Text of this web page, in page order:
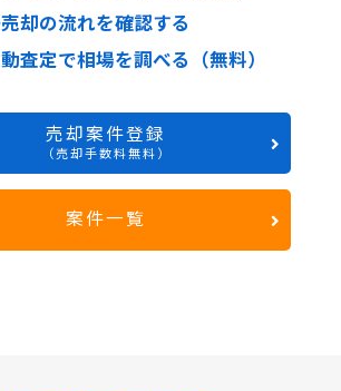
売却の流れを確認する
査定で相場を調べる（無料）
売却案件登録
（売却手数料無料）
案件一覧